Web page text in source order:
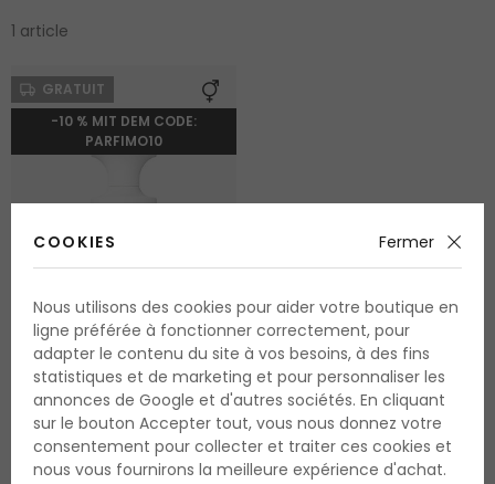
1 article
GRATUIT
-10 % MIT DEM CODE:
PARFIMO10
BORNTOSTANDOUT Dirty
Rice
Eau de parfum
50 ml
disponible
COOKIES Fermer
Nous utilisons des cookies pour aider votre boutique en
ligne préférée à fonctionner correctement, pour
adapter le contenu du site à vos besoins, à des fins
statistiques et de marketing et pour personnaliser les
annonces de Google et d'autres sociétés. En cliquant
sur le bouton Accepter tout, vous nous donnez votre
consentement pour collecter et traiter ces cookies et
nous vous fournirons la meilleure expérience d'achat.